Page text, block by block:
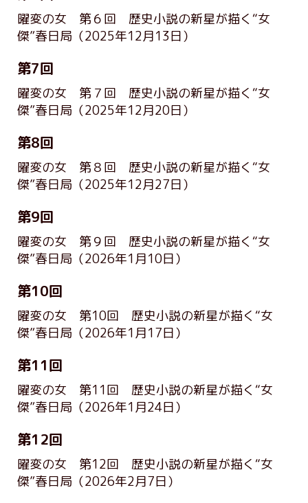
曜変の女 第６回 歴史小説の新星が描く“女
傑”春日局 （2025年12月13日）
第7回
曜変の女 第７回 歴史小説の新星が描く“女
傑”春日局 （2025年12月20日）
第8回
曜変の女 第８回 歴史小説の新星が描く“女
傑”春日局 （2025年12月27日）
第9回
曜変の女 第９回 歴史小説の新星が描く“女
傑”春日局 （2026年1月10日）
第10回
曜変の女 第10回 歴史小説の新星が描く“女
傑”春日局 （2026年1月17日）
第11回
曜変の女 第11回 歴史小説の新星が描く“女
傑”春日局 （2026年1月24日）
第12回
曜変の女 第12回 歴史小説の新星が描く“女
傑”春日局 （2026年2月7日）